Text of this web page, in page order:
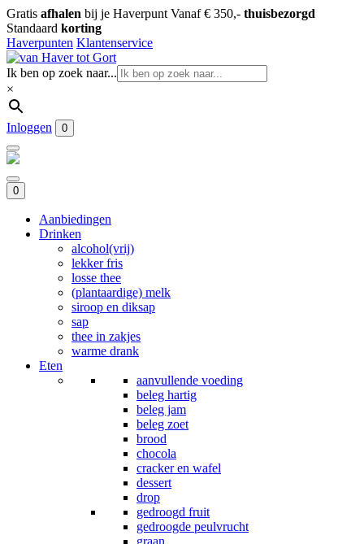
Gratis afhalen bij je Haverpunt Vanaf € 350,- thuisbezorgd
Standaard korting
Haverpunten Klantenservice
Ik ben op zoek naar...
×
Inloggen 0
0
Aanbiedingen
Drinken
alcohol(vrij)
lekker fris
losse thee
(plantaardige) melk
siroop en diksap
sap
thee in zakjes
warme drank
Eten
aanvullende voeding
beleg hartig
beleg jam
beleg zoet
brood
chocola
cracker en wafel
dessert
drop
gedroogd fruit
gedroogde peulvrucht
graan